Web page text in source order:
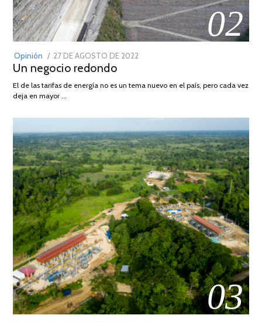
02
Opinión
POSTED
ON
27 DE AGOSTO DE 2022
DE
Un negocio redondo
El de las tarifas de energía no es un tema nuevo en el país, pero cada vez
deja en mayor …
03